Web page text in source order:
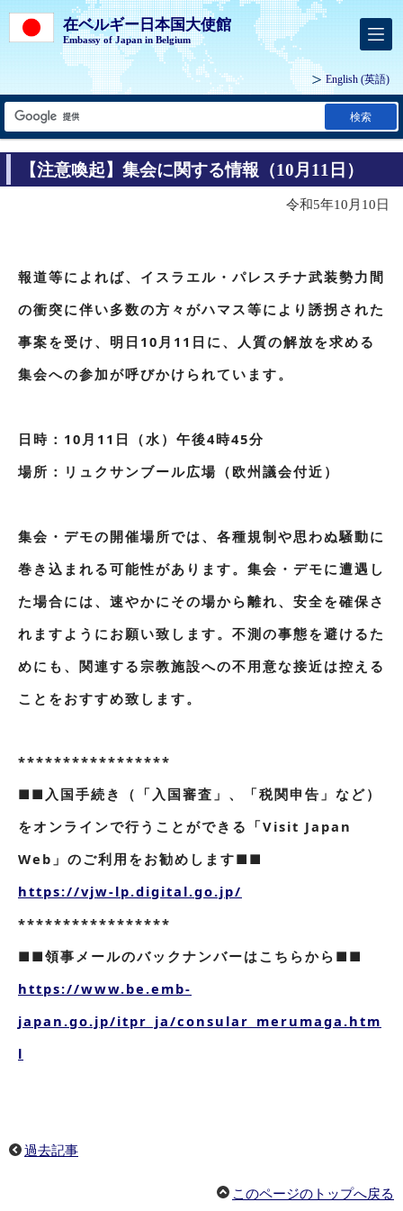
在ベルギー日本国大使館
Embassy of Japan in Belgium
English (英語)
検索
【注意喚起】集会に関する情報（10月11日）
令和5年10月10日
報道等によれば、イスラエル・パレスチナ武装勢力間
の衝突に伴い多数の方々がハマス等により誘拐された
事案を受け、明日10月11日に、人質の解放を求める
集会への参加が呼びかけられています。
日時：10月11日（水）午後4時45分
場所：リュクサンブール広場（欧州議会付近）
集会・デモの開催場所では、各種規制や思わぬ騒動に
巻き込まれる可能性があります。集会・デモに遭遇し
た場合には、速やかにその場から離れ、安全を確保さ
れますようにお願い致します。不測の事態を避けるた
めにも、関連する宗教施設への不用意な接近は控える
ことをおすすめ致します。
*****************
■■入国手続き（「入国審査」、「税関申告」など）
をオンラインで行うことができる「Visit Japan
Web」のご利用をお勧めします■■
https://vjw-lp.digital.go.jp/
*****************
■■領事メールのバックナンバーはこちらから■■
https://www.be.emb-
japan.go.jp/itpr_ja/consular_merumaga.htm
l
過去記事
このページのトップへ戻る